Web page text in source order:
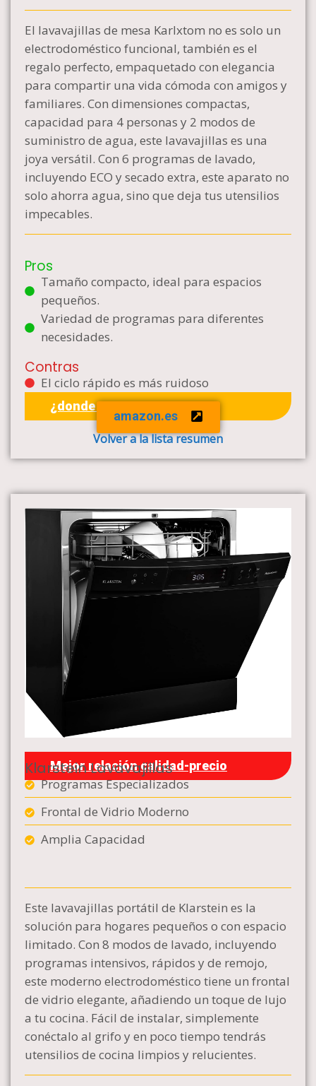
El lavavajillas de mesa Karlxtom no es solo un
electrodoméstico funcional, también es el
regalo perfecto, empaquetado con elegancia
para compartir una vida cómoda con amigos y
familiares. Con dimensiones compactas,
capacidad para 4 personas y 2 modos de
suministro de agua, este lavavajillas es una
joya versátil. Con 6 programas de lavado,
incluyendo ECO y secado extra, este aparato no
solo ahorra agua, sino que deja tus utensilios
impecables.
Pros
Tamaño compacto, ideal para espacios
pequeños.
Variedad de programas para diferentes
necesidades.
Contras
El ciclo rápido es más ruidoso
¿donde comprar?
amazon.es
Volver a la lista resumen
Mejor relación calidad-precio
Klarstein Lavavajillas
Programas Especializados
Frontal de Vidrio Moderno
Amplia Capacidad
Este lavavajillas portátil de Klarstein es la
solución para hogares pequeños o con espacio
limitado. Con 8 modos de lavado, incluyendo
programas intensivos, rápidos y de remojo,
este moderno electrodoméstico tiene un frontal
de vidrio elegante, añadiendo un toque de lujo
a tu cocina. Fácil de instalar, simplemente
conéctalo al grifo y en poco tiempo tendrás
utensilios de cocina limpios y relucientes.